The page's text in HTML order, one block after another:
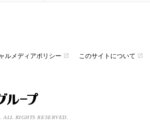
ルメディアポリシー open_in_new このサイトについて open_in_new
RIGHTS RESERVED.